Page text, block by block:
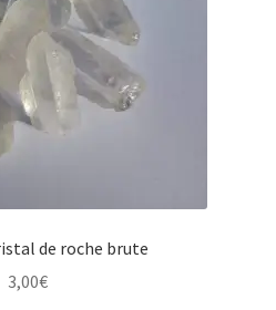
de roche brute
3,00€